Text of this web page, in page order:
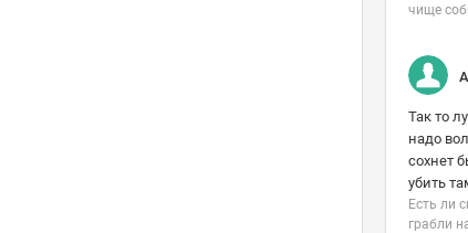
чище
Так то
надо
сохнет
убить
Есть ли
грабли